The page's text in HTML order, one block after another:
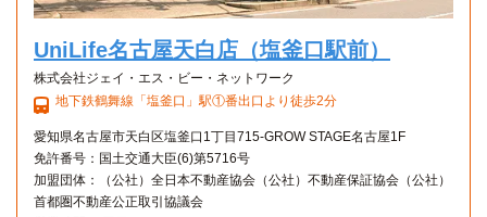
UniLife名古屋天白店（塩釜口駅前）
株式会社ジェイ・エス・ビー・ネットワーク
地下鉄鶴舞線「塩釜口」駅①番出口より徒歩2分
愛知県名古屋市天白区塩釜口1丁目715-GROW STAGE名古屋1F
免許番号：国土交通大臣(6)第5716号
加盟団体：（公社）全日本不動産協会（公社）不動産保証協会（公社）
首都圏不動産公正取引協議会